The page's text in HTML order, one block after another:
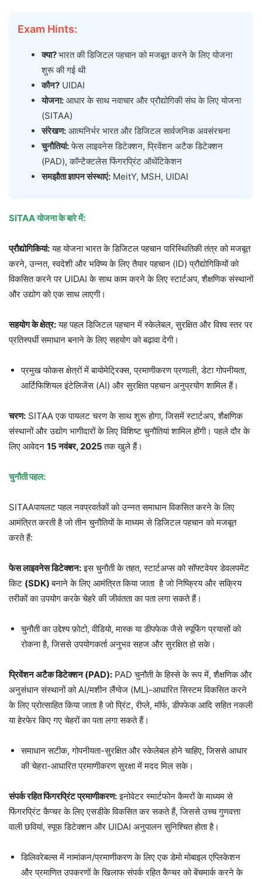
Exam Hints:
क्या?भारत की डिजिटल पहचान को मजबूत करने के लिए योजना
शुरू की गई थी
कौन? UIDAI
योजना: आधार के साथ नवाचार और प्रौद्योगिकी संघ के लिए योजना
(SITAA)
संरेखण: आत्मनिर्भर भारत और डिजिटल सार्वजनिक अवसंरचना
चुनौतियां:फेस लाइवनेस डिटेक्शन, प्रिवेंशन अटैक डिटेक्शन
(PAD), कॉन्टैक्टलेस फिंगरप्रिंट ऑथेंटिकेशन
समझौता ज्ञापन संस्थाएं: MeitY, MSH, UIDAI
SITAA योजना के बारे में:
प्रौद्योगिकियां:यह योजना भारत के डिजिटल पहचान पारिस्थितिकी तंत्र को मजबूत
करने, उन्नत, स्वदेशी और भविष्य के लिए तैयार पहचान (ID) प्रौद्योगिकियों को
विकसित करने पर UIDAI के साथ काम करने के लिए स्टार्टअप, शैक्षणिक संस्थानों
और उद्योग को एक साथ लाएगी।
सहयोग के क्षेत्र:यह पहल डिजिटल पहचान में स्केलेबल, सुरक्षित और विश्व स्तर पर
प्रतिस्पर्धी समाधान बनाने के लिए सहयोग को बढ़ावा देगी।
प्रमुख फोकस क्षेत्रों में बायोमेट्रिक्स, प्रमाणीकरण प्रणाली, डेटा गोपनीयता,
आर्टिफिशियल इंटेलिजेंस (AI) और सुरक्षित पहचान अनुप्रयोग शामिल हैं।
चरण: SITAA एक पायलट चरण के साथ शुरू होगा, जिसमें स्टार्टअप, शैक्षणिक
संस्थानों और उद्योग भागीदारों के लिए विशिष्ट चुनौतियां शामिल होंगी। पहले दौर के
लिए आवेदन 15 नवंबर, 2025तक खुले हैं।
चुनौती पहल:
SITAAपायलट पहल नवप्रवर्तकों को उन्नत समाधान विकसित करने के लिए
आमंत्रित करती है जो तीन चुनौतियों के माध्यम से डिजिटल पहचान को मजबूत
करते हैं:
फेस लाइवनेस डिटेक्शन:इस चुनौती के तहत, स्टार्टअप्स को सॉफ्टवेयर डेवलपमेंट
किट (SDK)बनाने के लिए आमंत्रित किया जाता है जो निष्क्रिय और सक्रिय
तरीकों का उपयोग करके चेहरे की जीवंतता का पता लगा सकते हैं।
चुनौती का उद्देश्य फ़ोटो, वीडियो, मास्क या डीपफेक जैसे स्पूफिंग प्रयासों को
रोकना है, जिससे उपयोगकर्ता अनुभव सहज और सुरक्षित हो सके।
प्रिवेंशन अटैक डिटेक्शन (PAD): PAD चुनौती के हिस्से के रूप में, शैक्षणिक और
अनुसंधान संस्थानों को AI/मशीन लैंग्वेज (ML)-आधारित सिस्टम विकसित करने
के लिए प्रोत्साहित किया जाता है जो प्रिंट, रीप्ले, मॉर्फ, डीपफेक आदि सहित नकली
या हेरफेर किए गए चेहरों का पता लगा सकते हैं।
समाधान सटीक, गोपनीयता-सुरक्षित और स्केलेबल होने चाहिए, जिससे आधार
की चेहरा-आधारित प्रमाणीकरण सुरक्षा में मदद मिल सके।
संपर्क रहित फिंगरप्रिंट प्रमाणीकरण:इनोवेटर स्मार्टफोन कैमरों के माध्यम से
फिंगरप्रिंट कैप्चर के लिए एसडीके विकसित कर सकते हैं, जिससे उच्च गुणवत्ता
वाली छवियां, स्पूफ डिटेक्शन और UIDAI अनुपालन सुनिश्चित होता है।
डिलिवरेबल्स में नामांकन/प्रमाणीकरण के लिए एक डेमो मोबाइल एप्लिकेशन
और प्रमाणित उपकरणों के खिलाफ संपर्क रहित कैप्चर को बेंचमार्क करने के